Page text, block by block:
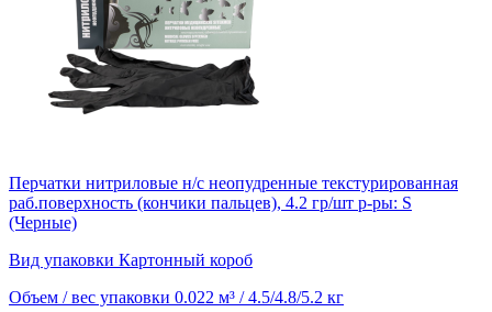
Перчатки нитриловые н/с неопудренные текстурированная
раб.поверхность (кончики пальцев), 4.2 гр/шт р-ры: S
(Черные)
Вид упаковки Картонный короб
Объем / вес упаковки 0.022 м³ / 4.5/4.8/5.2 кг